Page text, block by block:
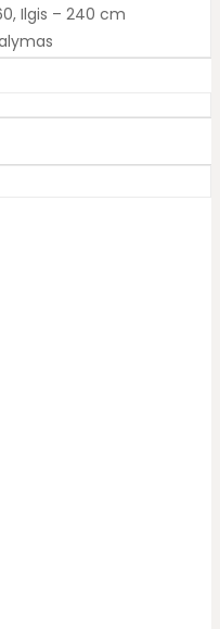
Ilgis – 240 cm